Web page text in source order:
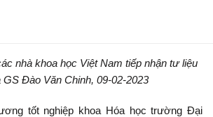
nhà khoa học Việt Nam tiếp nhận tư liệu
GS Đào Văn Chinh, 09-02-2023
tốt nghiệp khoa Hóa học trường Đại